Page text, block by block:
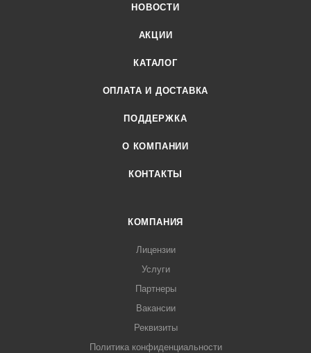
НОВОСТИ
АКЦИИ
КАТАЛОГ
ОПЛАТА И ДОСТАВКА
ПОДДЕРЖКА
О КОМПАНИИ
КОНТАКТЫ
КОМПАНИЯ
Лицензии
Услуги
Партнеры
Вакансии
Реквизиты
Политика конфиденциальности